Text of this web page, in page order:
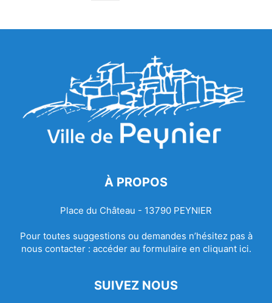
À PROPOS
Place du Château - 13790 PEYNIER
Pour toutes suggestions ou demandes n’hésitez pas à
nous contacter : accéder au formulaire en cliquant ici.
SUIVEZ NOUS